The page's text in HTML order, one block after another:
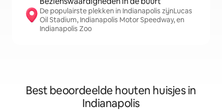
De populairste plekken in Indianapolis zijnLucas
Oil Stadium, Indianapolis Motor Speedway, en
Indianapolis Zoo
Best beoordeelde houten huisjes in
Indianapolis